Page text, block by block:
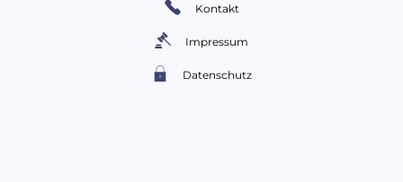
Kontakt
Impressum
Datenschutz